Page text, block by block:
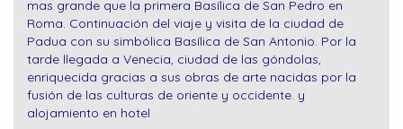
mas grande que la primera Basílica de San Pedro en
Roma. Continuación del viaje y visita de la ciudad de
Padua con su simbólica Basílica de San Antonio. Por la
tarde llegada a Venecia, ciudad de las góndolas,
enriquecida gracias a sus obras de arte nacidas por la
fusión de las culturas de oriente y occidente. y
alojamiento en hotel